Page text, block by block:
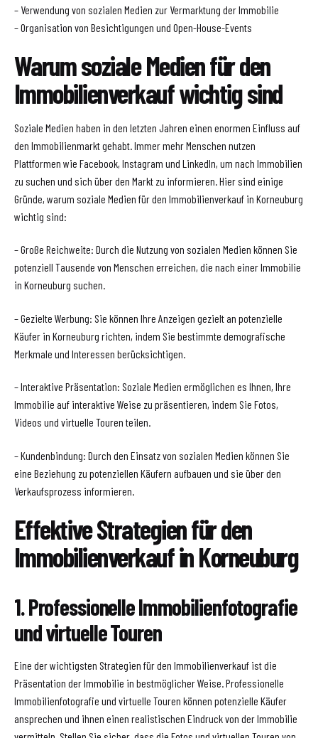
– Verwendung von sozialen Medien zur Vermarktung der Immobilie
– Organisation von Besichtigungen und Open-House-Events
Warum soziale Medien für den
Immobilienverkauf wichtig sind
Soziale Medien haben in den letzten Jahren einen enormen Einfluss auf
den Immobilienmarkt gehabt. Immer mehr Menschen nutzen
Plattformen wie Facebook, Instagram und LinkedIn, um nach Immobilien
zu suchen und sich über den Markt zu informieren. Hier sind einige
Gründe, warum soziale Medien für den Immobilienverkauf in Korneuburg
wichtig sind:
– Große Reichweite: Durch die Nutzung von sozialen Medien können Sie
potenziell Tausende von Menschen erreichen, die nach einer Immobilie
in Korneuburg suchen.
– Gezielte Werbung: Sie können Ihre Anzeigen gezielt an potenzielle
Käufer in Korneuburg richten, indem Sie bestimmte demografische
Merkmale und Interessen berücksichtigen.
– Interaktive Präsentation: Soziale Medien ermöglichen es Ihnen, Ihre
Immobilie auf interaktive Weise zu präsentieren, indem Sie Fotos,
Videos und virtuelle Touren teilen.
– Kundenbindung: Durch den Einsatz von sozialen Medien können Sie
eine Beziehung zu potenziellen Käufern aufbauen und sie über den
Verkaufsprozess informieren.
Effektive Strategien für den
Immobilienverkauf in Korneuburg
1. Professionelle Immobilienfotografie
und virtuelle Touren
Eine der wichtigsten Strategien für den Immobilienverkauf ist die
Präsentation der Immobilie in bestmöglicher Weise. Professionelle
Immobilienfotografie und virtuelle Touren können potenzielle Käufer
ansprechen und ihnen einen realistischen Eindruck von der Immobilie